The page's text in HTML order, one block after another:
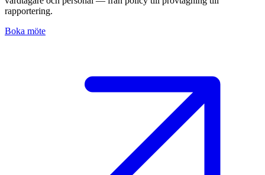
rapportering.
Boka möte